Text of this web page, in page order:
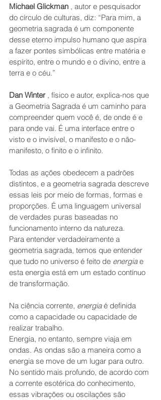
Michael Glickman , autor e pesquisador
do círculo de culturas, diz: “Para mim, a
geometria sagrada é um componente
desse eterno impulso humano que aspira
a fazer pontes simbólicas entre matéria e
espírito, entre o mundo e o divino, entre a
terra e o céu.”
Dan Winter , físico e autor, explica-nos que
a Geometria Sagrada é um caminho para
compreender quem você é, de onde é e
para onde vai. É uma interface entre o
visto e o invisível, o manifesto e o não-
manifesto, o finito e o infinito.
Todas as ações obedecem a padrões
distintos, e a geometria sagrada descreve
essas leis por meio de formas, formas e
proporções. É uma linguagem universal
de verdades puras baseadas no
funcionamento interno da natureza.
Para entender verdadeiramente a
geometria sagrada, temos que entender
que tudo no universo é feito de energia e
esta energia está em um estado contínuo
de transformação.
Na ciência corrente, energia é definida
como a capacidade ou capacidade de
realizar trabalho.
Energia, no entanto, sempre viaja em
ondas. As ondas são a maneira como a
energia se move de um lugar para outro.
No sentido mais profundo, de acordo com
a corrente esotérica do conhecimento,
essas vibrações ou oscilações são